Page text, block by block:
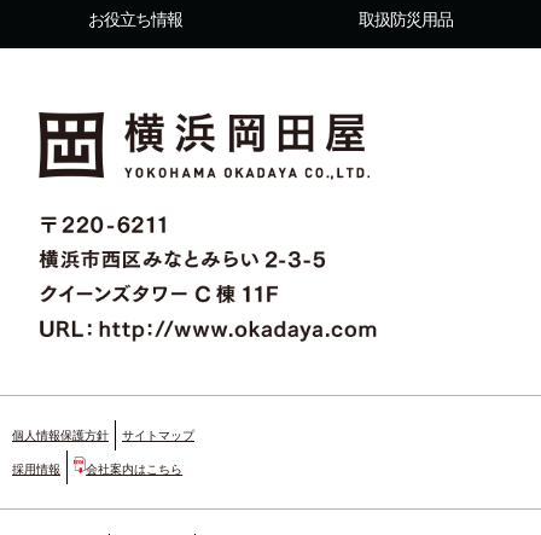
お役立ち情報
取扱防災用品
個人情報保護方針 サイトマップ
採用情報 会社案内はこちら